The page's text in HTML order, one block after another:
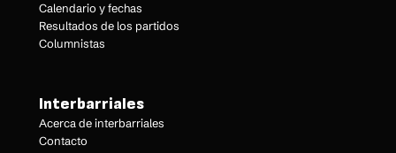
Calendario y fechas
Resultados de los partidos
Columnistas
Interbarriales
Acerca de interbarriales
Contacto